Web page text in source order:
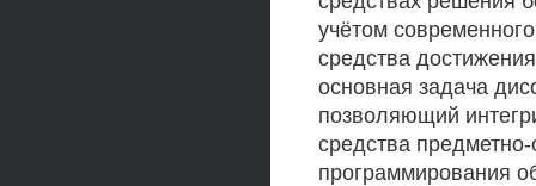
учётом
средства
основная задача
позволяющий
средства
программирования